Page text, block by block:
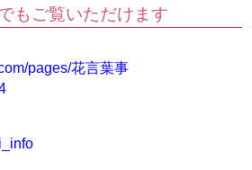
もご覧いただけます
pages/花言葉事